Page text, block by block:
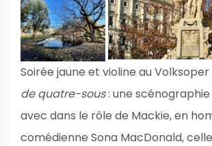
Soirée jaune et violine au
de quatre-sous: une
avec dans le rôle de Mackie, en
comédienne Sona MacDonald,